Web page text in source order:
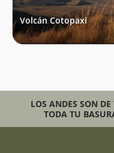
Volcán Cotopaxi
LOS ANDES SON
TODA TU